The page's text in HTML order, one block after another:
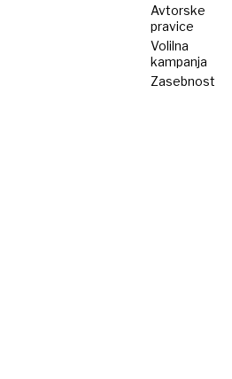
Avtorske
pravice
Volilna
kampanja
Zasebnost